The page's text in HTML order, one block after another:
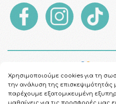
Χρησιμοποιούμε cookies για τη
την ανάλυση της
παρέχουμε εξατομικευμένη